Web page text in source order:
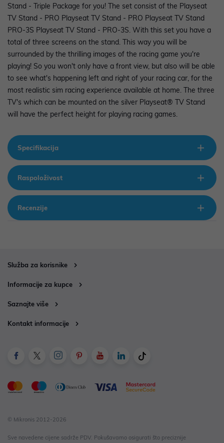
Stand - Triple Package for you! The set consist of the Playseat
TV Stand - PRO Playseat TV Stand - PRO Playseat TV Stand
PRO-3S Playseat TV Stand - PRO-3S. With this set you have a
total of three screens on the stand. This way you will be
surrounded by the thrilling images of the racing game you're
playing! So you won't only have a front view, but also will be able
to see what's happening left and right of your racing car, for the
most realistic sim racing experience available at home. The three
TV's which can be mounted on the silver Playseat® TV Stand
will have the perfect height for playing racing games.
Specifikacija
Raspoloživost
Recenzije
Služba za korisnike
Informacije za kupce
Saznajte više
Kontakt informacije
© Mikronis 2012-2026
Sve navedene cijene sadrže PDV. Pokušavamo osigurati što preciznije